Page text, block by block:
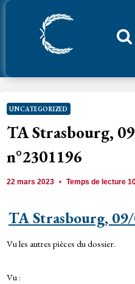
Aller
UNCATEGORIZED
TA Strasbourg,
n°2301196
22 mars 2023 Temps de lecture
TA Strasbourg,
Vu les autres pièces du dossier.
Vu :